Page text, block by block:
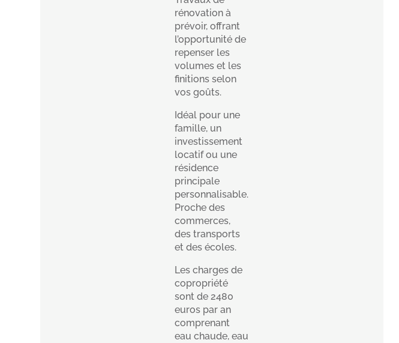
rénovation à
prévoir, offrant
l’opportunité de
repenser les
volumes et les
finitions selon
vos goûts.
Idéal pour une
famille, un
investissement
locatif ou une
résidence
principale
personnalisable.
Proche des
commerces,
des transports
et des écoles.
Les charges de
copropriété
sont de 2480
euros par an
comprenant
eau chaude, eau